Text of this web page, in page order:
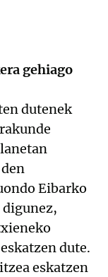
gehiago
dutenek
Eibarko
digunez,
dute.
eskatzen